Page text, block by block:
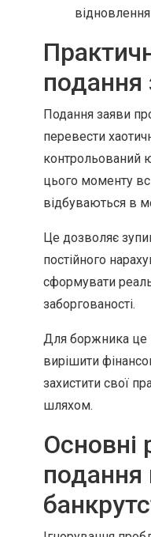
подання
Подання заяви
перевести
контрольований
цього моменту
відбуваються в
Це дозволяє
постійного
сформувати
заборгованості.
Для боржника це
вирішити
захистити свої
шляхом.
Основні
подання